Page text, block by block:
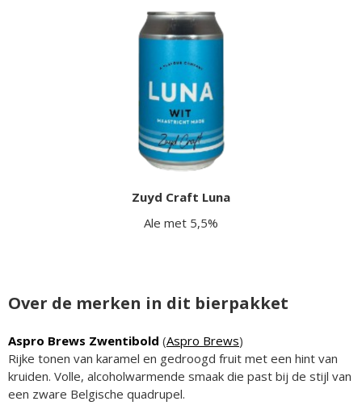
Zuyd Craft Luna
Ale met 5,5%
Over de merken in dit bierpakket
Aspro Brews Zwentibold (Aspro Brews)
Rijke tonen van karamel en gedroogd fruit met een hint van
kruiden. Volle, alcoholwarmende smaak die past bij de stijl van
een zware Belgische quadrupel.